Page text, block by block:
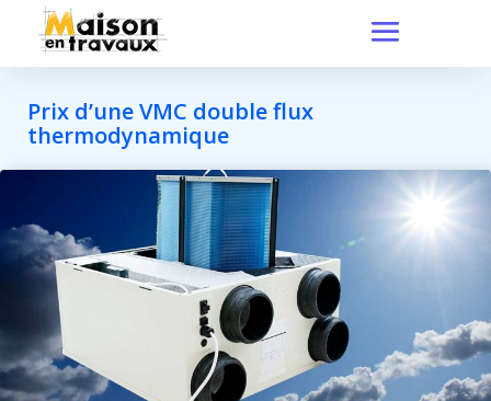
Prix d’une VMC double flux
thermodynamique